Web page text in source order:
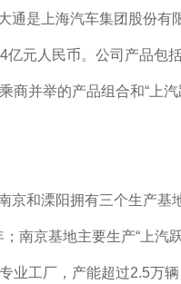
是上海汽车集团股份有
亿元人民币。公司产品包
商并举的产品组合和“上
和溧阳拥有三个生产基
南京基地主要生产“上汽
业工厂，产能超过2.5万